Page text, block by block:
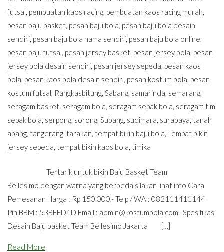
futsal, pembuatan kaos racing, pembuatan kaos racing murah,
pesan baju basket, pesan baju bola, pesan baju bola desain
sendiri, pesan baju bola nama sendiri, pesan baju bola online,
pesan baju futsal, pesan jersey basket, pesan jersey bola, pesan
jersey bola desain sendiri, pesan jersey sepeda, pesan kaos
bola, pesan kaos bola desain sendiri, pesan kostum bola, pesan
kostum futsal, Rangkasbitung, Sabang, samarinda, semarang,
seragam basket, seragam bola, seragam sepak bola, seragam tim
sepak bola, serpong, sorong, Subang, sudimara, surabaya, tanah
abang, tangerang, tarakan, tempat bikin baju bola, Tempat bikin
jersey sepeda, tempat bikin kaos bola, timika
Tertarik untuk bikin Baju Basket Team
Bellesimo dengan warna yang berbeda silakan lihat info Cara
Pemesanan Harga : Rp 150.000,- Telp / WA : 082111411144
Pin BBM : 53BEED1D Email : admin@kostumbola.com Spesifikasi
Desain Baju basket Team Bellesimo Jakarta […]
Read More